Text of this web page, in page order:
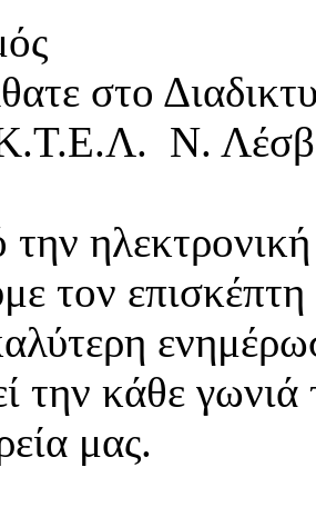
στο
Ν.
ηλεκτρονική
τον
την κάθε
μας.